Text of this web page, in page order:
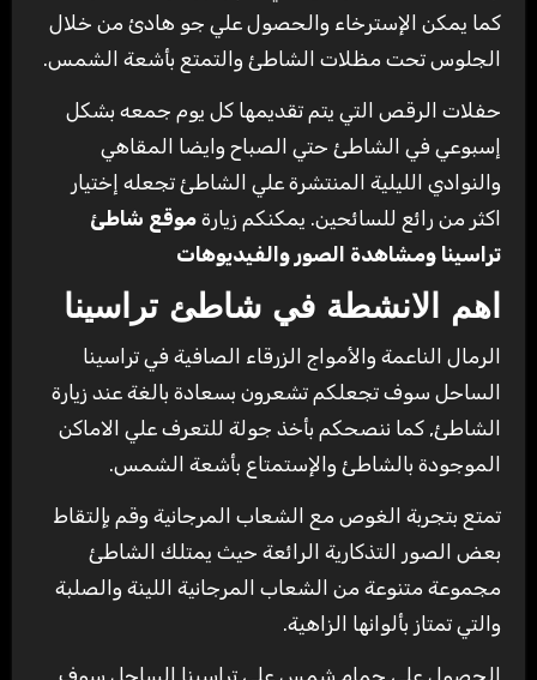
كما يمكن الإسترخاء والحصول علي جو هادئ من خلال
الجلوس تحت مظلات الشاطئ والتمتع بأشعة الشمس.
حفلات الرقص التي يتم تقديمها كل يوم جمعه بشكل
إسبوعي في الشاطئ حتي الصباح وايضا المقاهي
والنوادي الليلية المنتشرة علي الشاطئ تجعله إختيار
اكثر من رائع للسائحين. يمكنكم زيارة موقع شاطئ
تراسينا ومشاهدة الصور والفيديوهات
اهم الانشطة في شاطئ تراسينا
الرمال الناعمة والأمواج الزرقاء الصافية في تراسينا
الساحل سوف تجعلكم تشعرون بسعادة بالغة عند زيارة
الشاطئ, كما ننصحكم بأخذ جولة للتعرف علي الاماكن
الموجودة بالشاطئ والإستمتاع بأشعة الشمس.
تمتع بتجربة الغوص مع الشعاب المرجانية وقم بإلتقاط
بعض الصور التذكارية الرائعة حيث يمتلك الشاطئ
مجموعة متنوعة من الشعاب المرجانية اللينة والصلبة
والتي تمتاز بألوانها الزاهية.